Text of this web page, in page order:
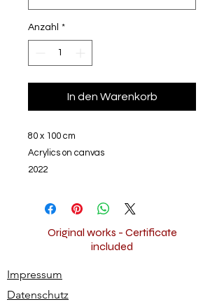
Anzahl *
In den Warenkorb
80 x 100 cm
Acrylics on canvas
2022
Original works - Certificate
included
Impressum
Datenschutz